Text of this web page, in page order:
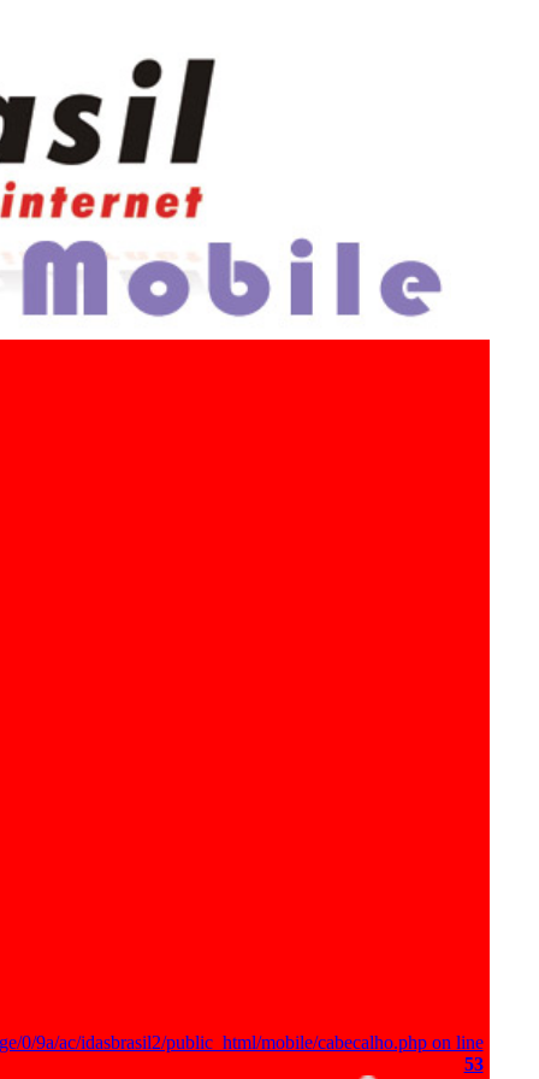
0/9a/ac/idasbrasil2/public_html/mobile/cabecalho.php on line
53